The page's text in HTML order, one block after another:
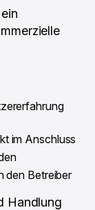
im Anschluss
den Betreiber
Handlung